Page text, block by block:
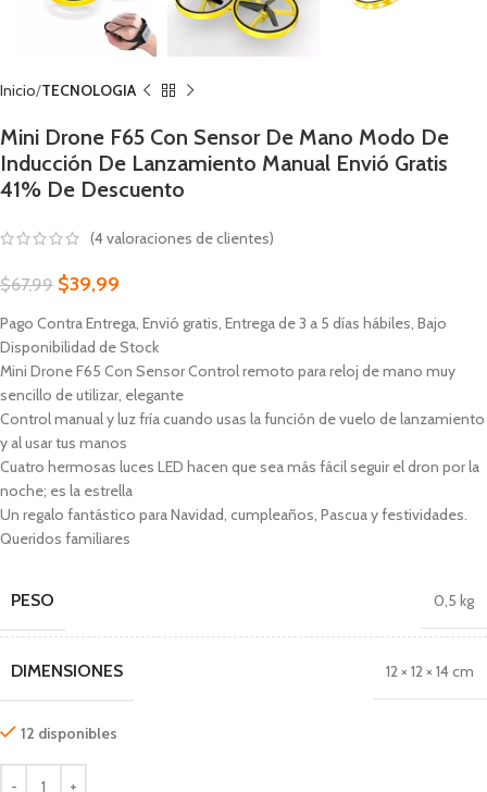
Inicio TECNOLOGIA
Mini Drone F65 Con Sensor De Mano Modo De
Inducción De Lanzamiento Manual Envió Gratis
41% De Descuento
(4valoraciones de clientes)
$67,99 $39,99
Pago Contra Entrega, Envió gratis, Entrega de 3 a 5 días hábiles, Bajo
Disponibilidad de Stock
Mini Drone F65 Con Sensor Control remoto para reloj de mano muy
sencillo de utilizar, elegante
Control manual y luz fría cuando usas la función de vuelo de lanzamiento
y al usar tus manos
Cuatro hermosas luces LED hacen que sea más fácil seguir el dron por la
noche; es la estrella
Un regalo fantástico para Navidad, cumpleaños, Pascua y festividades.
Queridos familiares
PESO 0,5 kg
DIMENSIONES 12 × 12 × 14 cm
12 disponibles